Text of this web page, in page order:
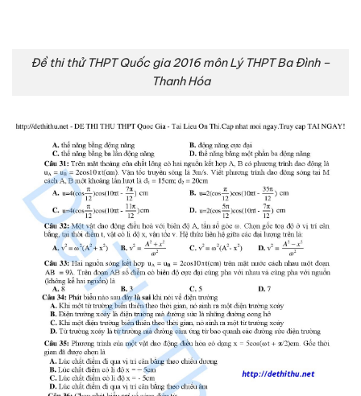
Đề thi thử THPT Quốc gia 2016 môn Lý THPT Ba Đình –
Thanh Hóa